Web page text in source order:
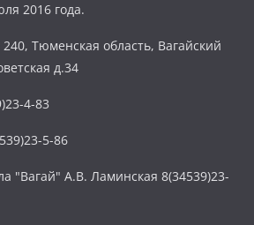
2016 года.
Тюменская область, Вагайский
д.34
4-83
5-86
"Вагай" А.В. Ламинская 8(34539)23-